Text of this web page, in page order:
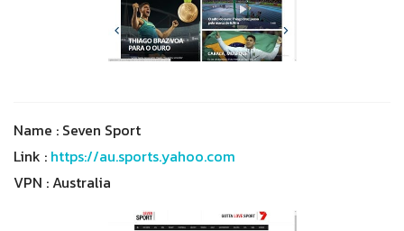
Name : Seven Sport
Link : https://au.sports.yahoo.com
VPN : Australia